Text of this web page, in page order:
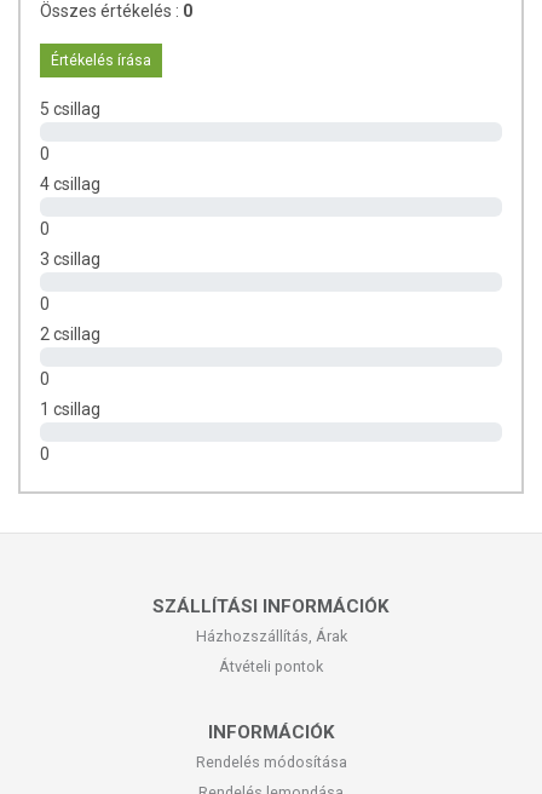
hogy naprakészek legyenek. Szeretnénk felhívni azonban a figyelmet,
hogy ennek ellenére a webshopon szereplő adatok (beleértve a
termékfotókat, tápérték-, összetétel-, és allergén információkat is) csak
természetéből adódóan. A friss, aktuális információkat a termékek
csomagolásán találják meg.
Összes értékelés : 0
Értékelés írása
5 csillag
0
4 csillag
0
3 csillag
0
2 csillag
0
1 csillag
0
SZÁLLÍTÁSI INFORMÁCIÓK
Házhozszállítás, Árak
Átvételi pontok
INFORMÁCIÓK
Rendelés módosítása